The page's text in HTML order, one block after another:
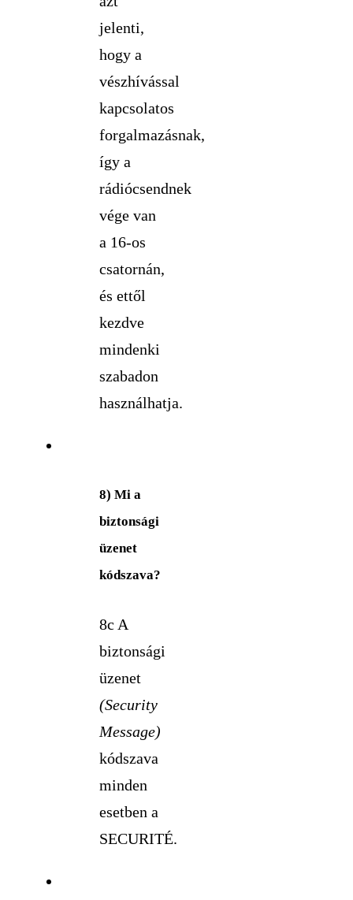
jelenti,
hogy a
vészhívással
kapcsolatos
forgalmazásnak,
így a
rádiócsendnek
vége van
a 16-os
csatornán,
és ettől
kezdve
mindenki
szabadon
használhatja.
8) Mi a
biztonsági
üzenet
kódszava?
8c A
biztonsági
üzenet
(Security
Message)
kódszava
minden
esetben a
SECURITÉ.